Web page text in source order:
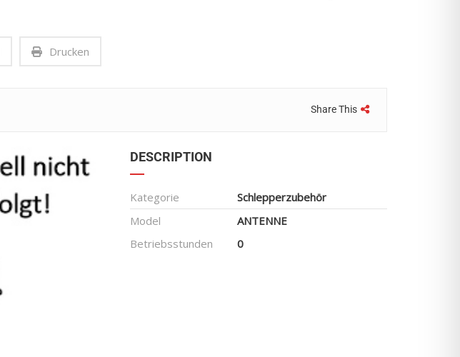
Drucken
Share This
DESCRIPTION
Kategorie
Schlepperzubehör
Model
ANTENNE
Betriebsstunden
0